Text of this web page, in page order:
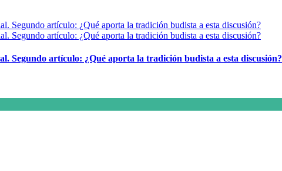
Segundo artículo: ¿Qué aporta la tradición budista a esta discusión?